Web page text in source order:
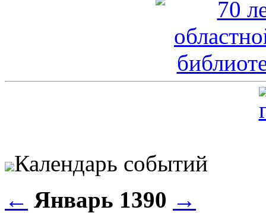
Календарь событий
← Январь 1390 →